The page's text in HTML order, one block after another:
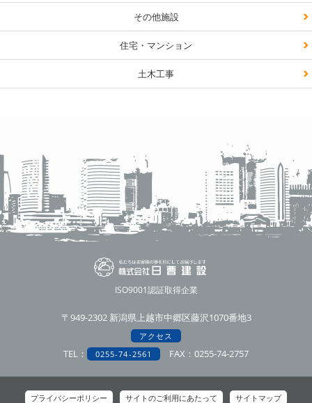
その他施設
住宅・マンション
土木工事
ISO9001認証取得企業
〒949-2302 新潟県上越市中郷区藤沢1070番地3
アクセス
TEL： 0255-74-2561 FAX：0255-74-2757
プライバシーポリシー サイトのご利用にあたって サイトマップ